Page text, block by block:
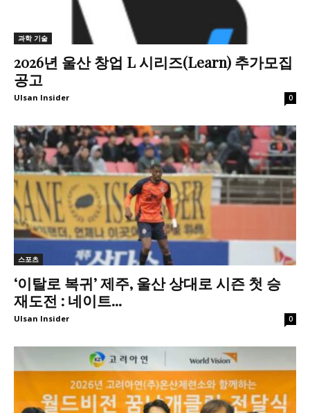
과학 기술
2026년 울산 창업 L 시리즈(Learn) 추가모집
공고
Ulsan Insider 0
스포츠
‘이탈로 복귀’ 제주, 울산 상대로 시즌 첫 승
재도전 : 네이트...
Ulsan Insider 0